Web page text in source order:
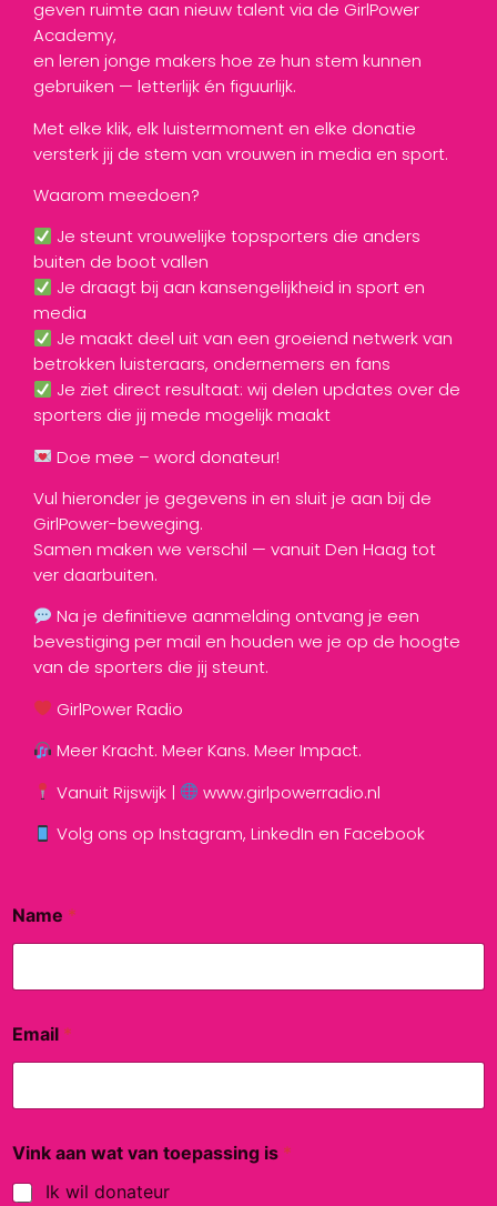
geven ruimte aan nieuw talent via de GirlPower
Academy,
en leren jonge makers hoe ze hun stem kunnen
gebruiken — letterlijk én figuurlijk.
Met elke klik, elk luistermoment en elke donatie
versterk jij de stem van vrouwen in media en sport.
Waarom meedoen?
Je steunt vrouwelijke topsporters die anders
buiten de boot vallen
Je draagt bij aan kansengelijkheid in sport en
media
Je maakt deel uit van een groeiend netwerk van
betrokken luisteraars, ondernemers en fans
Je ziet direct resultaat: wij delen updates over de
sporters die jij mede mogelijk maakt
Doe mee – word donateur!
Vul hieronder je gegevens in en sluit je aan bij de
GirlPower-beweging.
Samen maken we verschil — vanuit Den Haag tot
ver daarbuiten.
Na je definitieve aanmelding ontvang je een
bevestiging per mail en houden we je op de hoogte
van de sporters die jij steunt.
GirlPower Radio
Meer Kracht. Meer Kans. Meer Impact.
Vanuit Rijswijk |
www.girlpowerradio.nl
Volg ons op Instagram, LinkedIn en Facebook
Name *
s
t
e
a
s
s
Email *
Vink aan wat van toepassing is *
Ik wil donateur